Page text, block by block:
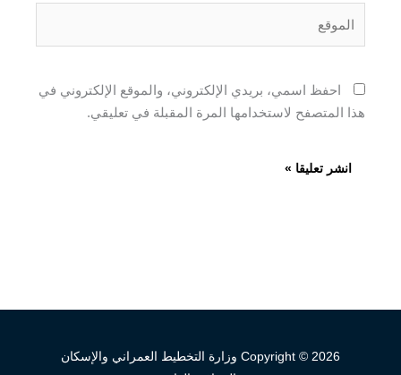
احفظ اسمي، بريدي الإلكتروني، والموقع الإلكتروني في
هذا المتصفح لاستخدامها المرة المقبلة في تعليقي.
Copyright © 2026 وزارة التخطيط العمراني والإسكان